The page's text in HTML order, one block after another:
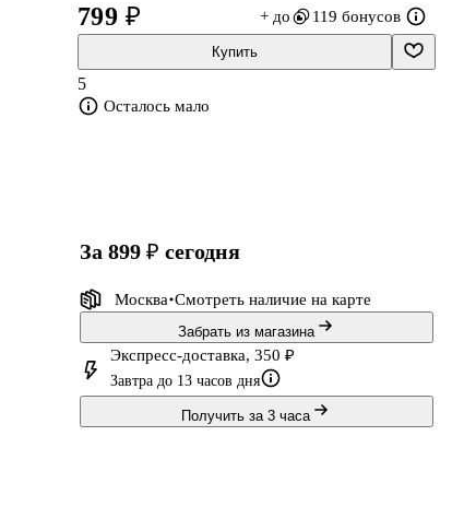
799 ₽ + до 119 бонусов
Купить
5
Осталось мало
за 899 ₽ сегодня
Москва Смотреть наличие на карте
Забрать из магазина
Экспресс-доставка, 350 ₽
Завтра до 13 часов дня
Получить за 3 часа